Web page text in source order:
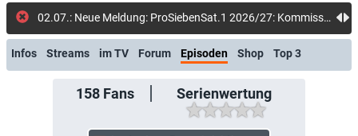
02.07.: Neue Meldung: ProSiebenSat.1 2026/27: Kommissar Rex ermittelt weiter, Richter Hold kehrt zurück, Joko & Klaas machen Urlaub: Millionenidee, Superhirne und Dschungel Divas unter den Programm-Highlights
Infos Streams im TV Forum Episoden Shop Top 3
158Fans Serienwertung